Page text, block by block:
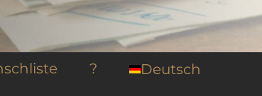
? Deutsch